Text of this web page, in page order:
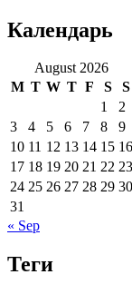
Календарь
August 2026
M T W T F S
S
1
2
3
4 5 6 7 8
9
10 11 12 13 14 15 16
17 18 19 20 21 22 23
24 25 26 27 28 29 30
31
« Sep
Теги